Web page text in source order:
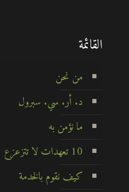
القائمة
من نحن
د. أر. سي. سبرول
ما نؤمن به
10 تعهدات لا تتزعزع
كيف نقوم بالخدمة